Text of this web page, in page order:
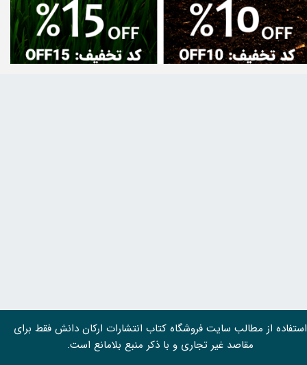
استفاده از مطالب سايت فروشگاه کتاب انتشارات ارکان دانش فقط برای
مقاصد غیر تجاری و با ذکر منبع بلامانع است.